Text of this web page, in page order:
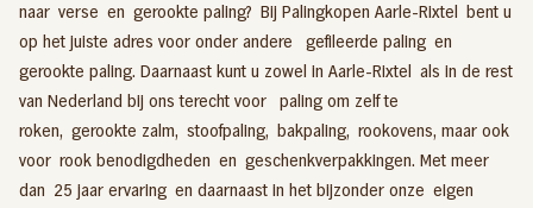
naar verse en gerookte paling? Bij Palingkopen Aarle-Rixtel bent u
op het juiste adres voor onder andere
gefileerde paling en
gerookte paling. Daarnaast kunt u zowel in Aarle-Rixtel als in de rest
van Nederland bij ons terecht voor
paling om zelf te
roken, gerookte zalm, stoofpaling, bakpaling, rookovens, maar ook
voor rook benodigdheden en geschenkverpakkingen. Met meer
dan 25 jaar ervaring en daarnaast in het bijzonder onze eigen